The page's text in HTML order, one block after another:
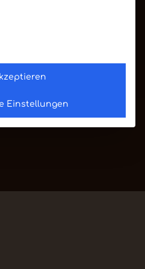
Einstellungen